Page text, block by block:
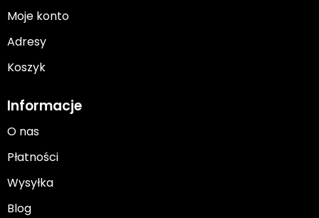
Moje konto
Adresy
Koszyk
Informacje
O nas
Płatności
Wysyłka
Blog